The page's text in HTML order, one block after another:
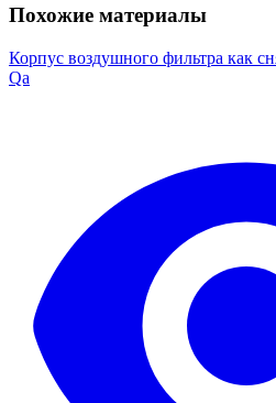
Похожие материалы
Корпус воздушного фильтра как
Qa